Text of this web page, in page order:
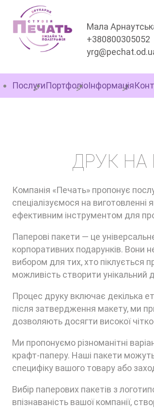
Мала
+380800305052
ПослугиПортфоліоІнформація
ДРУК НА
Компанія «Печать» пропонує
спеціалізуємося на
ефективним інструментом для
Паперові пакети — це
корпоративних подарунків. Вони
вибором для тих, хто піклується
можливість створити унікальний
Процес друку включає декілька
після затвердження макету, ми
дозволяють досягти високої
Ми пропонуємо різноманітні
крафт-паперу. Наші пакети
специфіку вашого товару або
Вибір паперових пакетів з
впізнаваність вашої компанії,